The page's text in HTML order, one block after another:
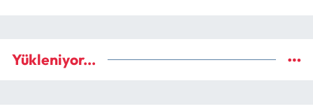
Yükleniyor...